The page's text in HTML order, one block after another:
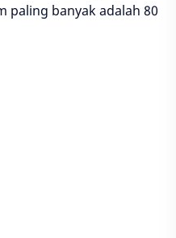
paling banyak adalah 80